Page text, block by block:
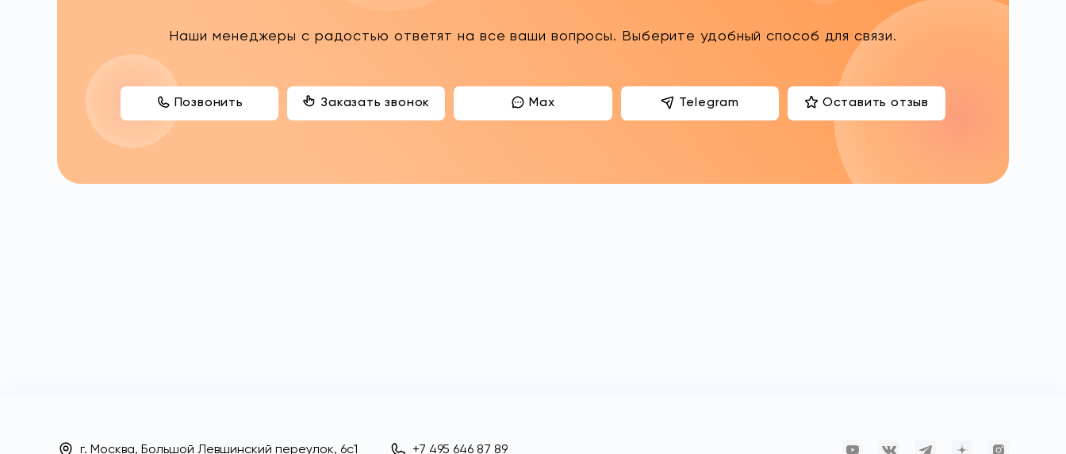
Наши менеджеры с радостью ответят на все ваши вопросы. Выберите удобный способ для связи.
Позвонить Заказать звонок Max Telegram Оставить отзыв
г. Москва, Большой Левшинский переулок, 6с1 +7 495 646 87 89